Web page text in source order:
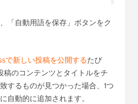
「自動用語を保存」ボタンをク
で新しい投稿を公開するたび
稿のコンテンツとタイトルをチ
するものが見つかった場合、1つ
自動的に追加されます。